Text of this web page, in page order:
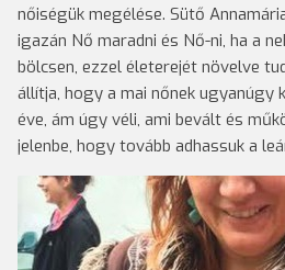
nőiségük megélése. Sütő
igazán Nő maradni és Nő-ni, ha a
bölcsen, ezzel életerejét növelve
állítja, hogy a mai nőnek ugyanúgy
éve, ám úgy véli, ami bevált és
jelenbe, hogy tovább adhassuk a